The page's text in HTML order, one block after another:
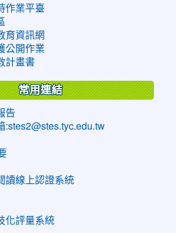
作業平臺
育資訊網
公開作業
計畫書
常用連結
告
:stes2@stes.tyc.edu.tw
讀線上認證系統
化評量系統